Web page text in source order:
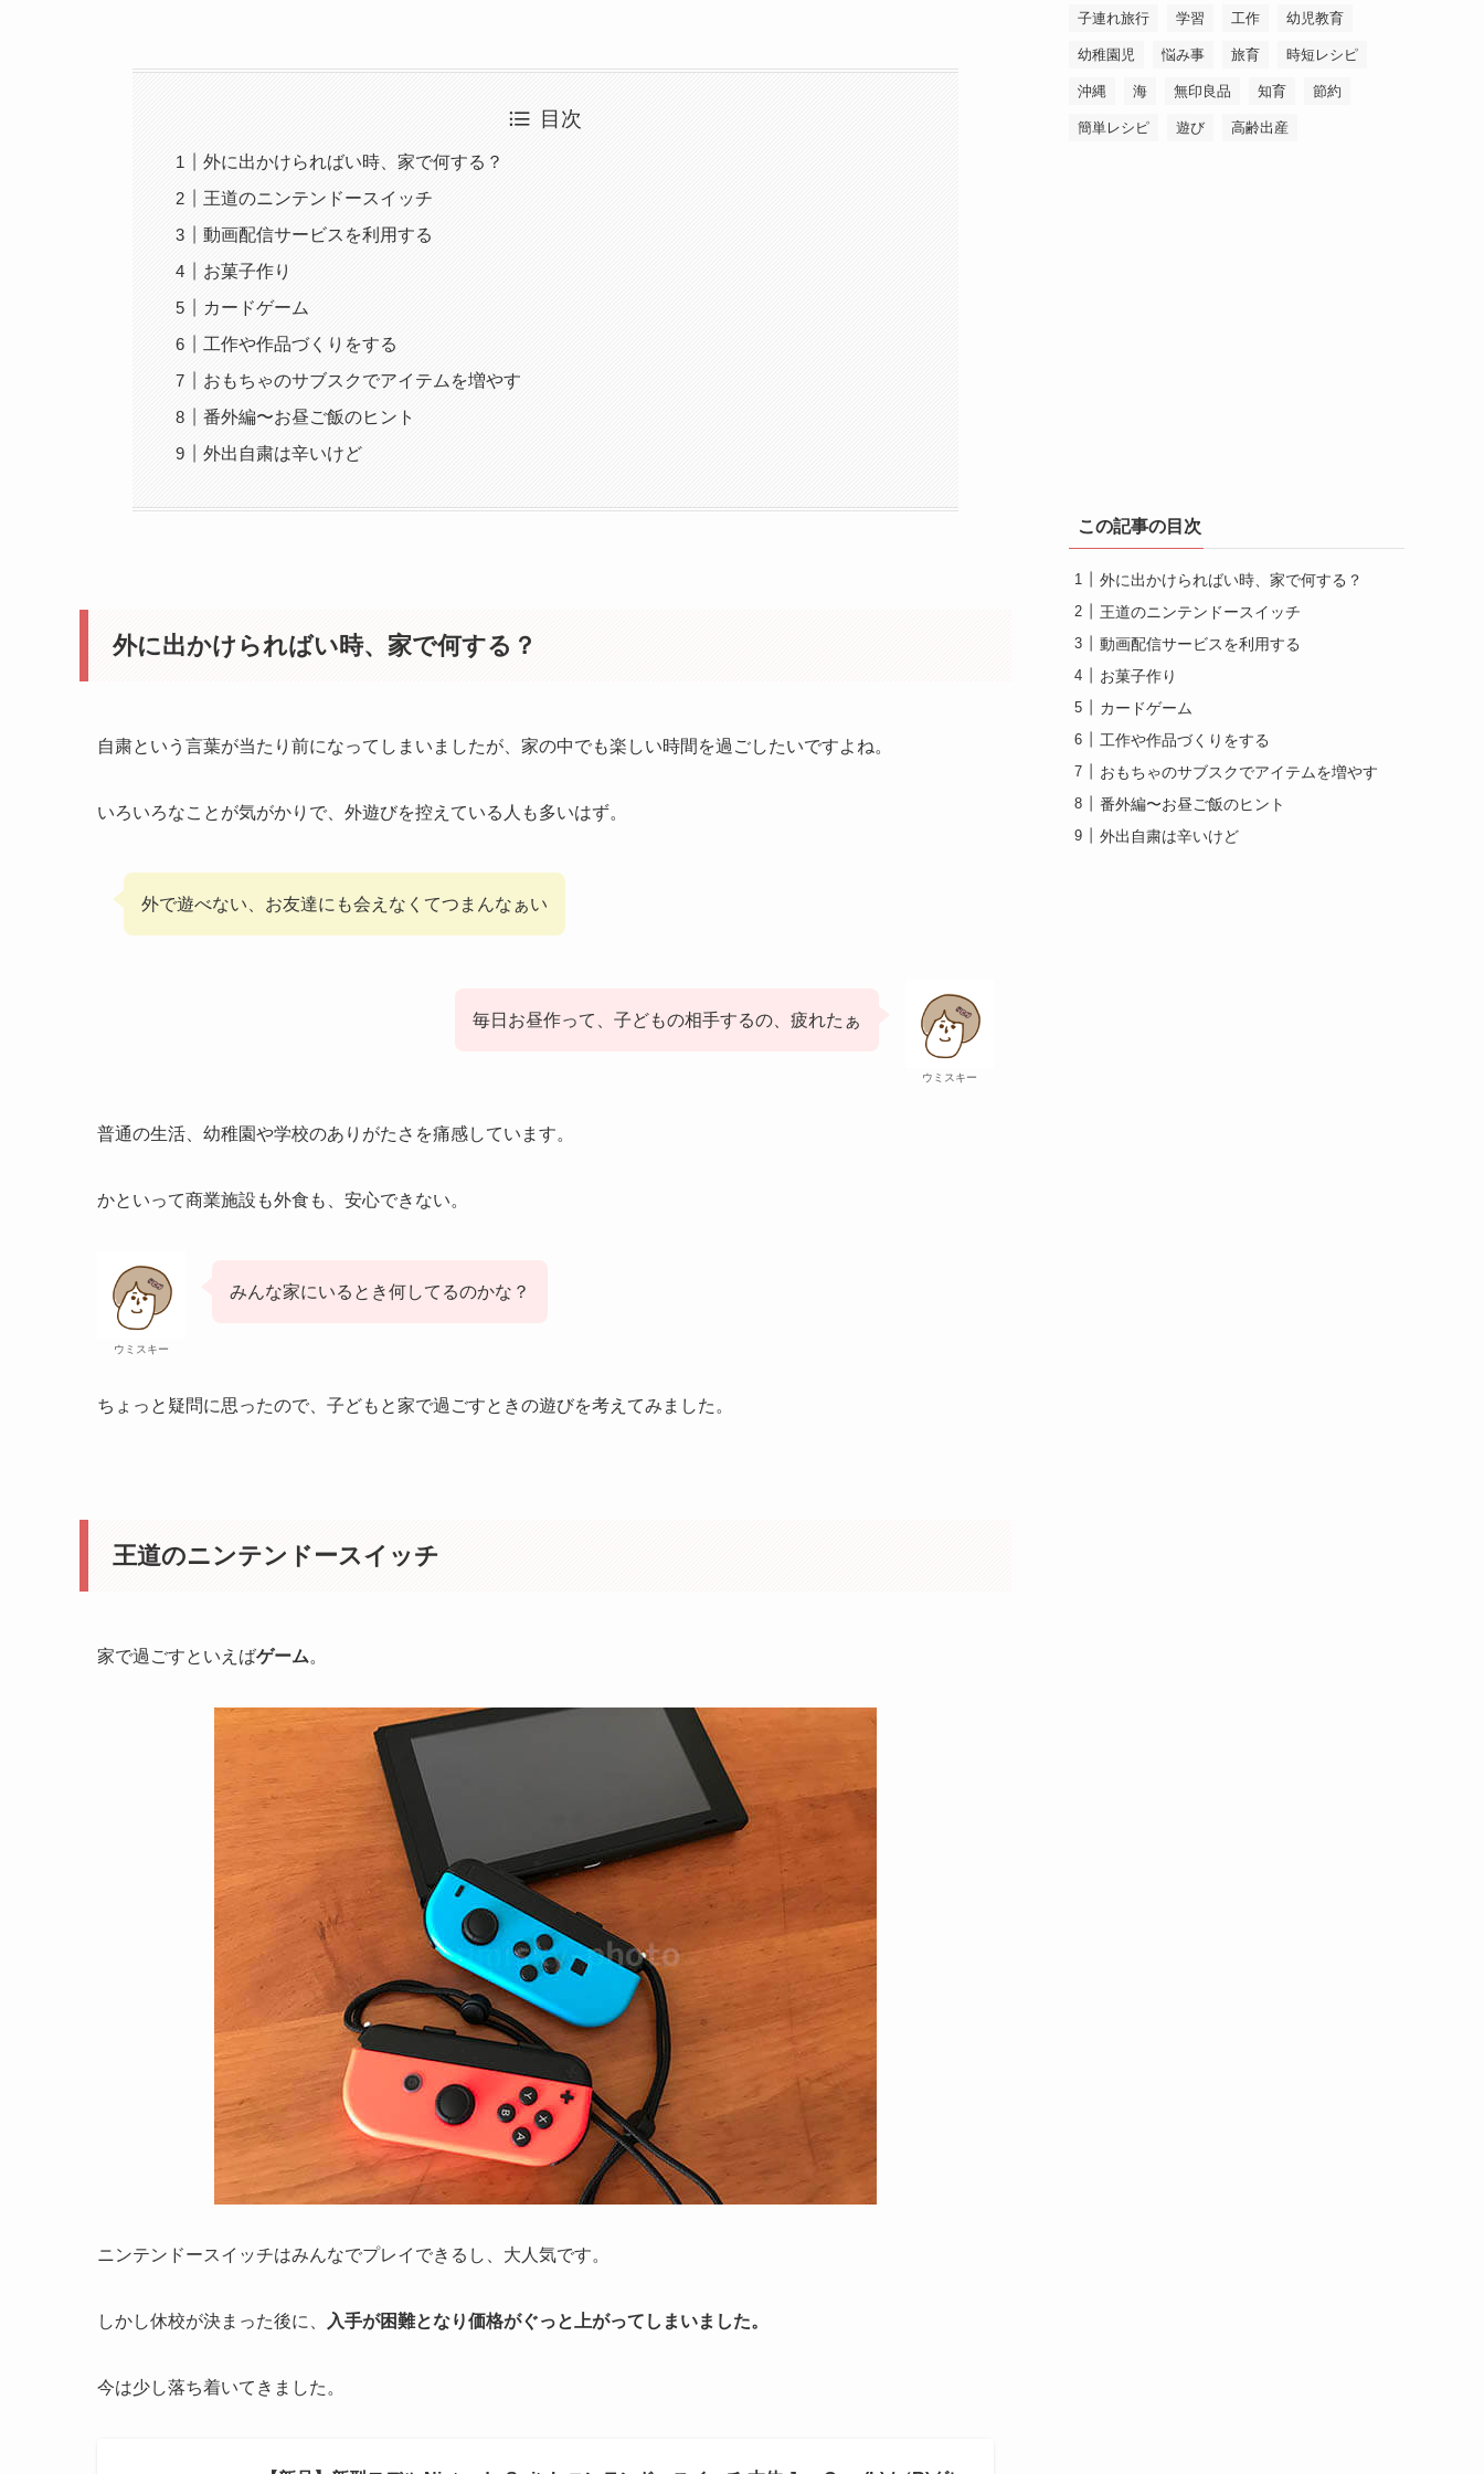
目次
外に出かけらればい時、家で何する？
王道のニンテンドースイッチ
動画配信サービスを利用する
お菓子作り
カードゲーム
工作や作品づくりをする
おもちゃのサブスクでアイテムを増やす
番外編〜お昼ご飯のヒント
外出自粛は辛いけど
外に出かけらればい時、家で何する？
自粛という言葉が当たり前になってしまいましたが、家の中でも楽しい時間を過ごしたいですよね。
いろいろなことが気がかりで、外遊びを控えている人も多いはず。
外で遊べない、お友達にも会えなくてつまんなぁい
ウミスキー
毎日お昼作って、子どもの相手するの、疲れたぁ
普通の生活、幼稚園や学校のありがたさを痛感しています。
かといって商業施設も外食も、安心できない。
ウミスキー
みんな家にいるとき何してるのかな？
ちょっと疑問に思ったので、子どもと家で過ごすときの遊びを考えてみました。
王道のニンテンドースイッチ
家で過ごすといえばゲーム。
ニンテンドースイッチはみんなでプレイできるし、大人気です。
しかし休校が決まった後に、 入手が困難となり価格がぐっと上がってしまいました。
今は少し落ち着いてきました。
子連れ旅行 学習 工作 幼児教育
幼稚園児 悩み事 旅育 時短レシピ
沖縄 海 無印良品 知育 節約
簡単レシピ 遊び 高齢出産
この記事の目次
外に出かけらればい時、家で何する？
王道のニンテンドースイッチ
動画配信サービスを利用する
お菓子作り
カードゲーム
工作や作品づくりをする
おもちゃのサブスクでアイテムを増やす
番外編〜お昼ご飯のヒント
外出自粛は辛いけど